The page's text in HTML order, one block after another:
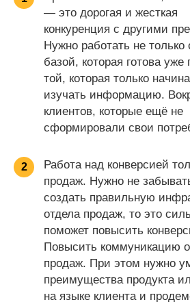
— это дорогая и жесткая
конкуренция с другими
Нужно работать не только
базой, которая готова
той, которая только
изучать информацию.
клиентов, которые ещё не
сформировали свои
2
Работа над конверсией
продаж. Нужно не
создать правильную
отдела продаж, то это
поможет повысить
Повысить коммуникацию
продаж. При этом нужно
преимущества продукта
на языке клиента и